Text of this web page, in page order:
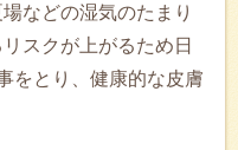
などの湿気のたまり
スクが上がるため日
をとり、健康的な皮膚